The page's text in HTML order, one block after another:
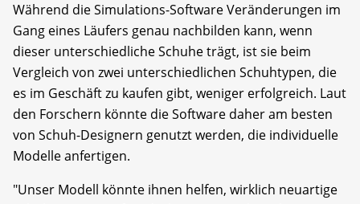
Während die Simulations-Software Veränderungen im
Gang eines Läufers genau nachbilden kann, wenn
dieser unterschiedliche Schuhe trägt, ist sie beim
Vergleich von zwei unterschiedlichen Schuhtypen, die
es im Geschäft zu kaufen gibt, weniger erfolgreich. Laut
den Forschern könnte die Software daher am besten
von Schuh-Designern genutzt werden, die individuelle
Modelle anfertigen.
"Unser Modell könnte ihnen helfen, wirklich neuartige